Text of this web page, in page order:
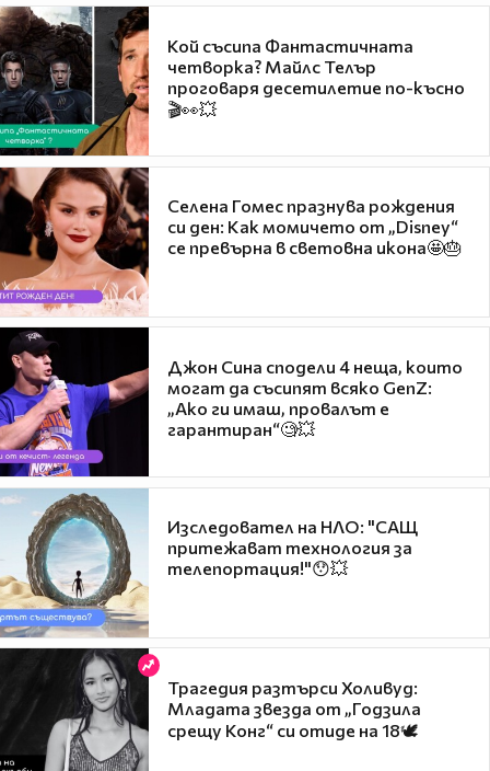
Кой съсипа Фантастичната
четворка? Майлс Телър
проговаря десетилетие по-късно
🎬👀💥
Селена Гомес празнува рождения
си ден: Как момичето от „Disney“
се превърна в световна икона🤩🎂
Джон Сина сподели 4 неща, които
могат да съсипят всяко GenZ:
„Ако ги имаш, провалът е
гарантиран“🧐💥
Изследовател на НЛО: "САЩ
притежават технология за
телепортация!"😯💥
Трагедия разтърси Холивуд:
Младата звезда от „Годзила
срещу Конг“ си отиде на 18🕊️